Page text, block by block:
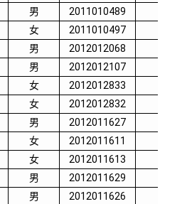
男 2011010489
女 2011010497
男 2012012068
男 2012012107
女 2012012833
女 2012012832
男 2012011627
女 2012011611
女 2012011613
男 2012011629
男 2012011626